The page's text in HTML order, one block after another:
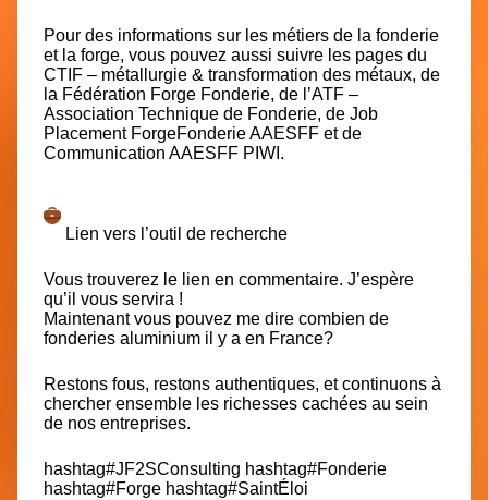
Pour des informations sur les métiers de la fonderie
et la forge, vous pouvez aussi suivre les pages du
CTIF – métallurgie & transformation des métaux, de
la Fédération Forge Fonderie, de l’ATF –
Association Technique de Fonderie, de Job
Placement ForgeFonderie AAESFF et de
Communication AAESFF PIWI .
Lien vers l’outil de recherche
Vous trouverez le lien en commentaire. J’espère
qu’il vous servira !
Maintenant vous pouvez me dire combien de
fonderies aluminium il y a en France?
Restons fous, restons authentiques, et continuons à
chercher ensemble les richesses cachées au sein
de nos entreprises.
hashtag#JF2SConsulting hashtag#Fonderie
hashtag#Forge hashtag#SaintÉloi